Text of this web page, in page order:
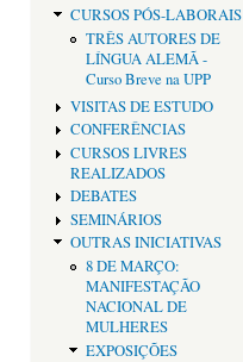
CURSOS PÓS-LABORAIS
TRÊS AUTORES DE
LÍNGUA ALEMÃ -
Curso Breve na UPP
VISITAS DE ESTUDO
CONFERÊNCIAS
CURSOS LIVRES
REALIZADOS
DEBATES
SEMINÁRIOS
OUTRAS INICIATIVAS
8 DE MARÇO:
MANIFESTAÇÃO
NACIONAL DE
MULHERES
EXPOSIÇÕES